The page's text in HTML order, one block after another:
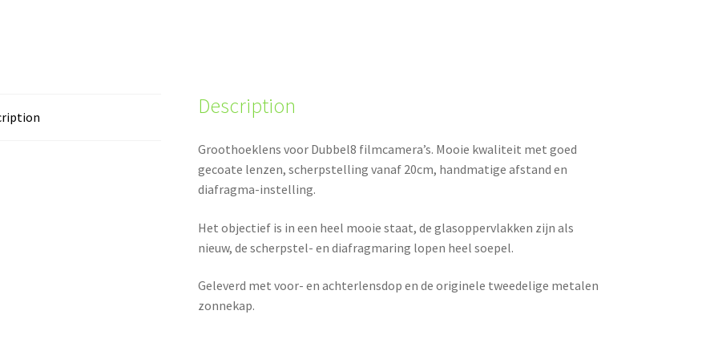
Description
Groothoeklens voor Dubbel8 filmcamera’s. Mooie kwaliteit met goed
gecoate lenzen, scherpstelling vanaf 20cm, handmatige afstand en
diafragma-instelling.
Het objectief is in een heel mooie staat, de glasoppervlakken zijn als
nieuw, de scherpstel- en diafragmaring lopen heel soepel.
Geleverd met voor- en achterlensdop en de originele tweedelige metalen
zonnekap.